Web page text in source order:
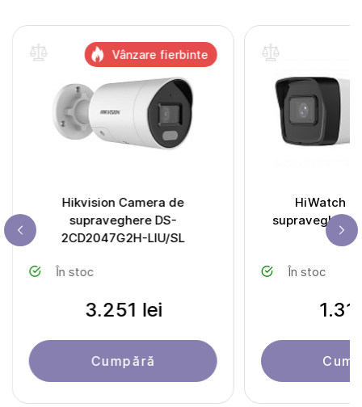
Hikvision Camera de
supraveghere DS-
2CD2047G2H-LIU/SL
În stoc
3.251 lei
Cumpără
Vânzare fierbinte
HiWatch
supraveghere
În stoc